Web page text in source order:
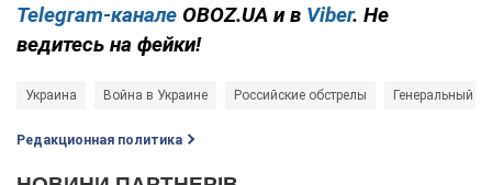
Telegram-канале OBOZ.UA и в Viber. Не
ведитесь на фейки!
Украина Война в Украине Российские обстрелы Генеральный
Редакционная политика